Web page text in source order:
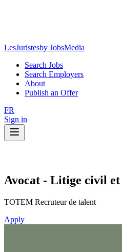
LesJuristesby JobsMedia
Search Jobs
Search Employers
About
Publish an Offer
FR
Sign in
Avocat - Litige civil et
TOTEM Recruteur de talent
Apply